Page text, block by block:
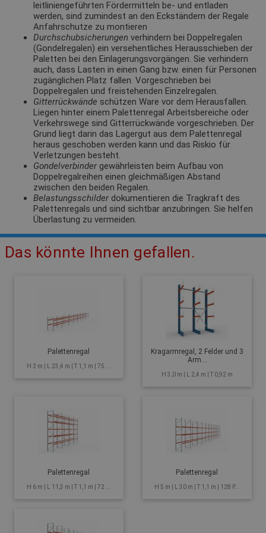
leitliniengeführten Fördermitteln be- und entladen
werden, sind zumindest an den Eckständern der Regale
Anfahrschutze zu montieren
Durchschubsicherungen verhindern bei Doppelregalen
(Gondelregalen) ein versehentliches Herausschieben der
Paletten bei den Einlagerungsvorgängen. Sie verhindern
auch, dass Lasten in einen Gang bzw. einen für Personen
zugänglichen Platz fallen. Vorgeschrieben bei
Doppelregalen und freistehenden Einzelregalen.
Gitterrückwände schützen Ware vor dem Herausfallen.
Liegen hinter einem Palettenregal Arbeitsbereiche oder
Verkehrswege sind Gitterrückwände vorgeschrieben. Der
Grund liegt darin das Lagergut aus dem Palettenregal
heraus geschoben werden kann und das Riskio für
Verletzungen besteht.
Gondelverbinder gewährleisten beim Aufbau von
Doppelregalreihen einen gleichmäßigen Abstand
zwischen den beiden Regalen.
Belastungsschilder dokumentieren die Tragkraft des
Palettenregals und sind sichtbar anzubringen. Sie helfen
Überlastung zu vermeiden.
Das könnte Ihnen gefallen.
Palettenregal
H 2 m | L 23,4 m | T 1,1 m | 75 ...
Kragarmregal, 2 Felder und 3
Arm...
H 3,0 m | L 2,4 m | T 0,92 m
Palettenregal
H 6 m | L 11,3 m | T 1,1 m | 72 ...
Palettenregal
H 5 m | L 30 m | T 1,1 m | 128 P...